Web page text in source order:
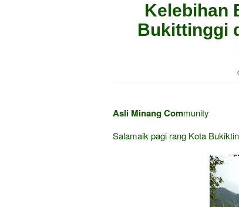
Kelebihan
Bukittinggi
Asli Minang Community
Salamaik pagi rang Kota